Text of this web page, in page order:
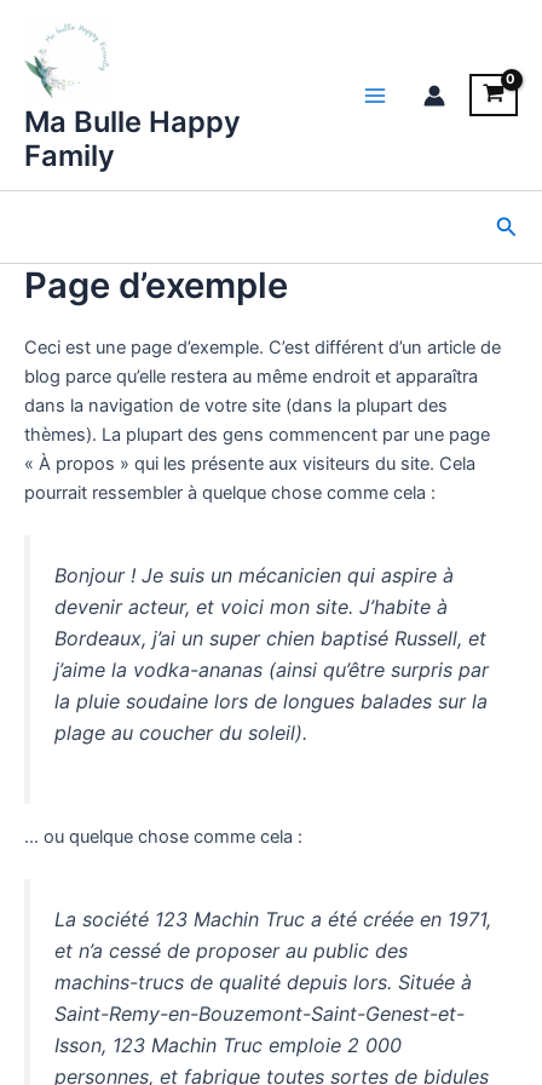
contenu
Ma Bulle Happy
Family
Page d’exemple
Ceci est une page d’exemple. C’est différent d’un article de
blog parce qu’elle restera au même endroit et apparaîtra
dans la navigation de votre site (dans la plupart des
thèmes). La plupart des gens commencent par une page
« À propos » qui les présente aux visiteurs du site. Cela
pourrait ressembler à quelque chose comme cela :
Bonjour ! Je suis un mécanicien qui aspire à
devenir acteur, et voici mon site. J’habite à
Bordeaux, j’ai un super chien baptisé Russell, et
j’aime la vodka-ananas (ainsi qu’être surpris par
la pluie soudaine lors de longues balades sur la
plage au coucher du soleil).
… ou quelque chose comme cela :
La société 123 Machin Truc a été créée en 1971,
et n’a cessé de proposer au public des
machins-trucs de qualité depuis lors. Située à
Saint-Remy-en-Bouzemont-Saint-Genest-et-
Isson, 123 Machin Truc emploie 2 000
personnes, et fabrique toutes sortes de bidules